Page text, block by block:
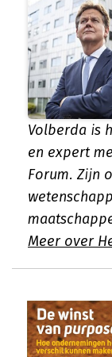
Volberda is
en expert
Forum. Zijn
Meer over